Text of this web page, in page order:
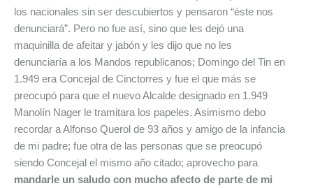
los nacionales sin ser descubiertos y pensaron “éste nos
denunciará”. Pero no fue así, sino que les dejó una
maquinilla de afeitar y jabón y les dijo que no les
denunciaría a los Mandos republicanos; Domingo del Tin en
1.949 era Concejal de Cinctorres y fue el que más se
preocupó para que el nuevo Alcalde designado en 1.949
Manolín Nager le tramitara los papeles. Asimismo debo
recordar a Alfonso Querol de 93 años y amigo de la infancia
de mi padre; fue otra de las personas que se preocupó
siendo Concejal el mismo año citado; aprovecho para
mandarle un saludo con mucho afecto de parte de mi